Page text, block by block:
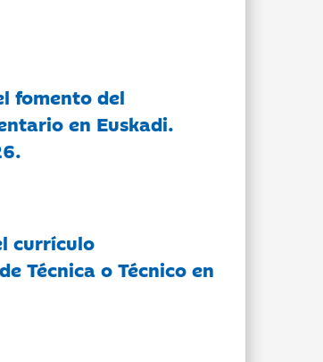
fomento del
en Euskadi.
currículo
Técnica o Técnico en